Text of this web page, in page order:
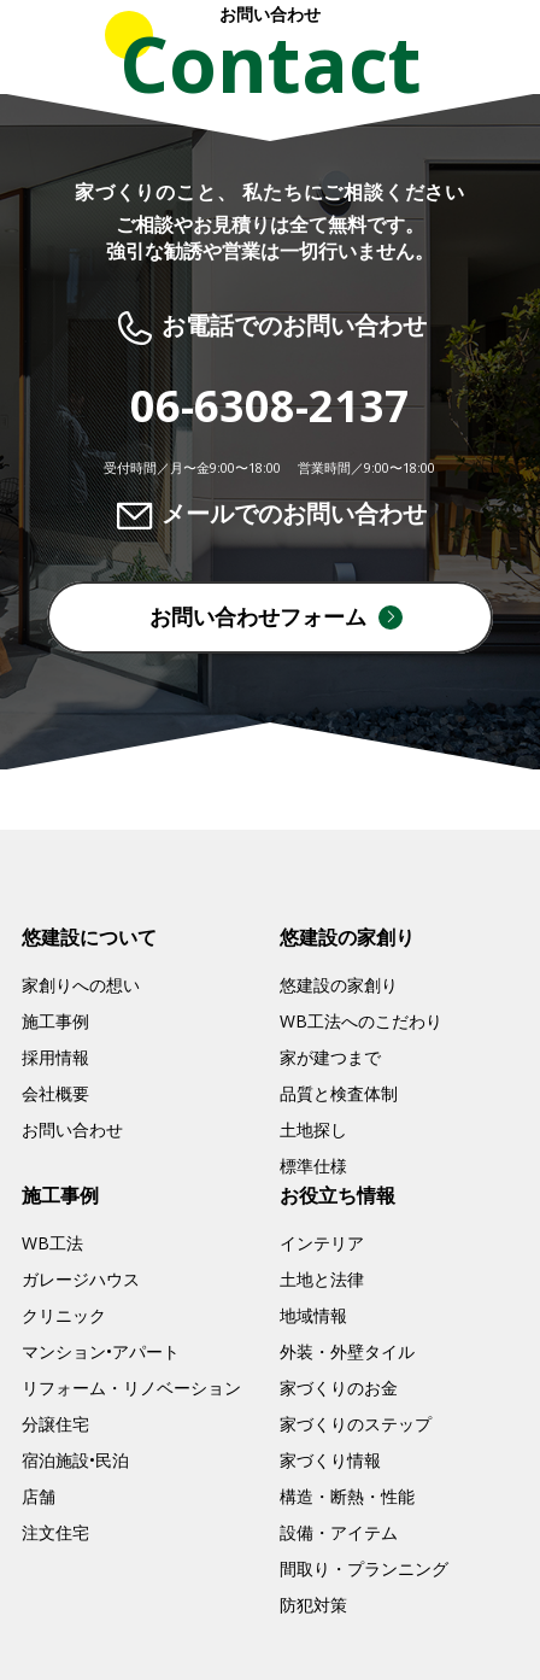
お問い合わせ
Contact
家づくりのこと、 私たちにご相談ください
ご相談やお見積りは全て無料です。
強引な勧誘や営業は一切行いません。
お電話でのお問い合わせ
06-6308-2137
受付時間／月〜金9:00〜18:00 営業時間／9:00〜18:00
メールでのお問い合わせ
お問い合わせフォーム
悠建設について
家創りへの想い
施工事例
採用情報
会社概要
お問い合わせ
悠建設の家創り
悠建設の家創り
WB工法へのこだわり
家が建つまで
品質と検査体制
土地探し
標準仕様
施工事例
WB工法
ガレージハウス
クリニック
マンション•アパート
リフォーム・リノベーション
分譲住宅
宿泊施設•民泊
店舗
注文住宅
お役立ち情報
インテリア
土地と法律
地域情報
外装・外壁タイル
家づくりのお金
家づくりのステップ
家づくり情報
構造・断熱・性能
設備・アイテム
間取り・プランニング
防犯対策